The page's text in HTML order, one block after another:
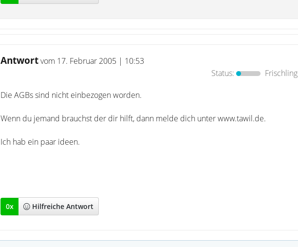
Antwortvom 17. Februar 2005 | 10:53
Status:
Frischling
Die AGBs sind nicht einbezogen worden.
Wenn du jemand brauchst der dir hilft, dann melde dich unter www.tawil.de.
Ich hab ein paar ideen.
0x Hilfreiche Antwort